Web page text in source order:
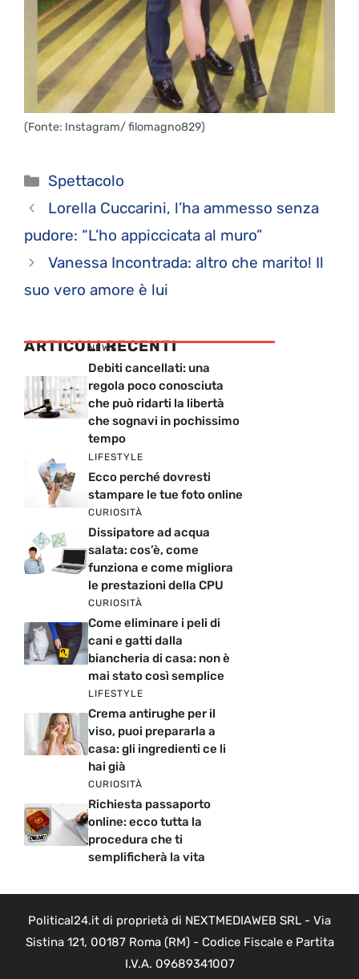
(Fonte: Instagram/ filomagno829)
Categorie
Spettacolo
Lorella Cuccarini, l’ha ammesso senza
pudore: “L’ho appiccicata al muro”
Vanessa Incontrada: altro che marito! Il
suo vero amore è lui
ARTICOLI RECENTI
NEWS
Debiti cancellati: una
regola poco conosciuta
che può ridarti la libertà
che sognavi in pochissimo
tempo
LIFESTYLE
Ecco perché dovresti
stampare le tue foto online
CURIOSITÀ
Dissipatore ad acqua
salata: cos’è, come
funziona e come migliora
le prestazioni della CPU
CURIOSITÀ
Come eliminare i peli di
cani e gatti dalla
biancheria di casa: non è
mai stato così semplice
LIFESTYLE
Crema antirughe per il
viso, puoi prepararla a
casa: gli ingredienti ce li
hai già
CURIOSITÀ
Richiesta passaporto
online: ecco tutta la
procedura che ti
semplificherà la vita
Political24.it di proprietà di NEXTMEDIAWEB SRL - Via
Sistina 121, 00187 Roma (RM) - Codice Fiscale e Partita
I.V.A. 09689341007